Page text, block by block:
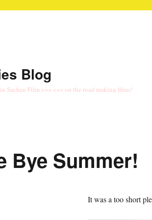
Blog
Sachen Film >>> <<< on the road making films!
Bye Summer!
It was a too short